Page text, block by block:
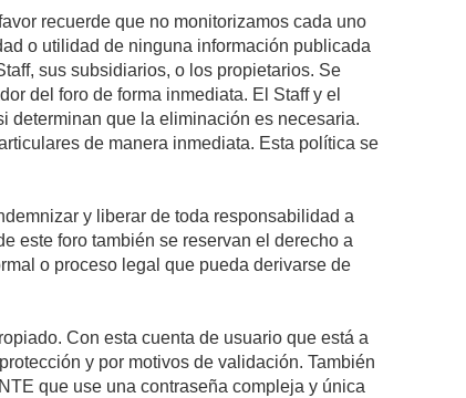
recuerde que no monitorizamos cada uno
o utilidad de ninguna información publicada
sus subsidiarios, o los propietarios. Se
del foro de forma inmediata. El Staff y el
determinan que la eliminación es necesaria.
de manera inmediata. Esta política se
y liberar de toda responsabilidad a
este foro también se reservan el derecho a
o proceso legal que pueda derivarse de
Con esta cuenta de usuario que está a
y por motivos de validación. También
que use una contraseña compleja y única